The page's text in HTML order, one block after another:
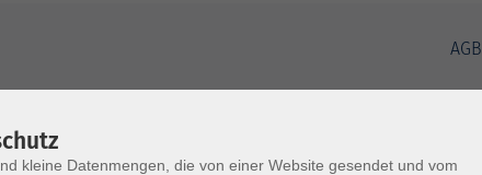
AGB
kleine Datenmengen, die von einer Website gesendet und vom